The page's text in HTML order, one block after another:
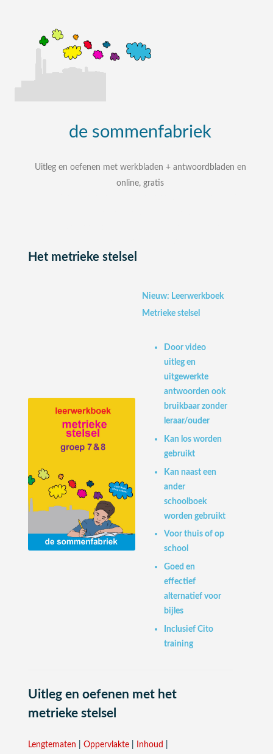
de sommenfabriek
Uitleg en oefenen met werkbladen + antwoordbladen en
online, gratis
Het metrieke stelsel
Nieuw: Leerwerkboek
Metrieke stelsel
Door video
uitleg en
uitgewerkte
antwoorden ook
bruikbaar zonder
leraar/ouder
Kan los worden
gebruikt
Kan naast een
ander
schoolboek
worden gebruikt
Voor thuis of op
school
Goed en
effectief
alternatief voor
bijles
Inclusief Cito
training
Uitleg en oefenen met het
metrieke stelsel
Lengtematen Oppervlakte Inhoud